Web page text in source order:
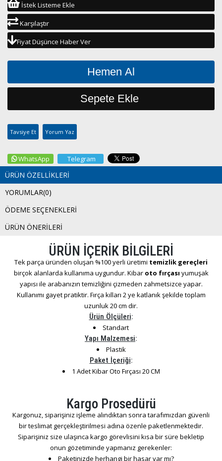
İstek Listeme Ekle
Karşılaştır
Fiyat Düşünce Haber Ver
Tavsiye Et Yorum Yaz
WhatsApp Telegram
ÜRÜN ÖZELLIKLERI
YORUMLAR(0)
ÖDEME SEÇENEKLERI
ÜRÜN ÖNERILERI
ÜRÜN İÇERİK BİLGİLERİ
Tek parça üründen oluşan %100 yerli üretimi temizlik gereçleri
birçok alanlarda kullanıma uygundur. Kibar oto fırçası yumuşak
yapısı ile arabanızın temizliğini çizmeden zahmetsizce yapar.
Kullanımı gayet pratiktir. Fırça kılları 2 ye katlanık şekilde toplam
uzunluk 20 cm dir.
Ürün Ölçüleri:
Standart
Yapı Malzemesi:
Plastik
Paket İçeriği:
1 Adet Kibar Oto Fırçası 20 CM
Kargo Prosedürü
Kargonuz, siparişiniz işleme alındıktan sonra tarafımızdan güvenli
bir teslimat gerçekleştirilmesi adına özenle paketlenmektedir.
Siparişiniz size ulaşınca kargo görevlisini kısa bir süre bekletip
onun gözetiminde yapmanız gerekenler:
Paketinizde herhangi bir hasar var mı?